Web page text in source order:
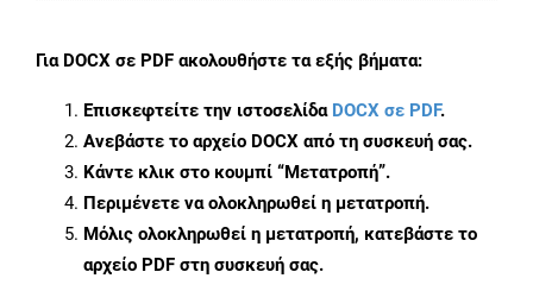
Για DOCX σε PDF ακολουθήστε τα εξής βήματα:
Επισκεφτείτε την ιστοσελίδα DOCX σε PDF.
Ανεβάστε το αρχείο DOCX από τη συσκευή σας.
Κάντε κλικ στο κουμπί “Μετατροπή”.
Περιμένετε να ολοκληρωθεί η μετατροπή.
Μόλις ολοκληρωθεί η μετατροπή, κατεβάστε το
αρχείο PDF στη συσκευή σας.